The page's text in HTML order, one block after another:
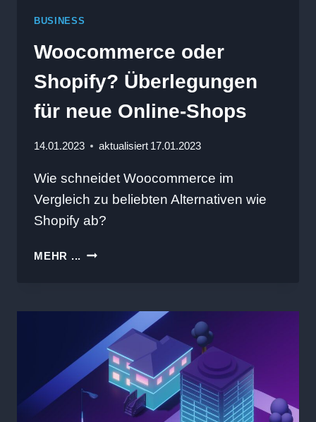
BUSINESS
Woocommerce oder
Shopify? Überlegungen
für neue Online-Shops
14.01.2023 aktualisiert 17.01.2023
Wie schneidet Woocommerce im
Vergleich zu beliebten Alternativen wie
Shopify ab?
MEHR ... WOOCOMMERCE
NEUE
ONLINE-
SHOPS